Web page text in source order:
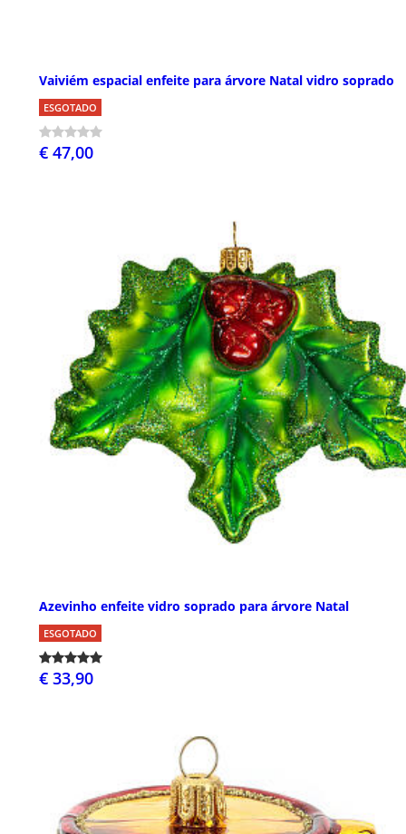
Vaiviém espacial enfeite para árvore Natal vidro soprado
ESGOTADO
€ 47,00
Azevinho enfeite vidro soprado para árvore Natal
ESGOTADO
€ 33,90